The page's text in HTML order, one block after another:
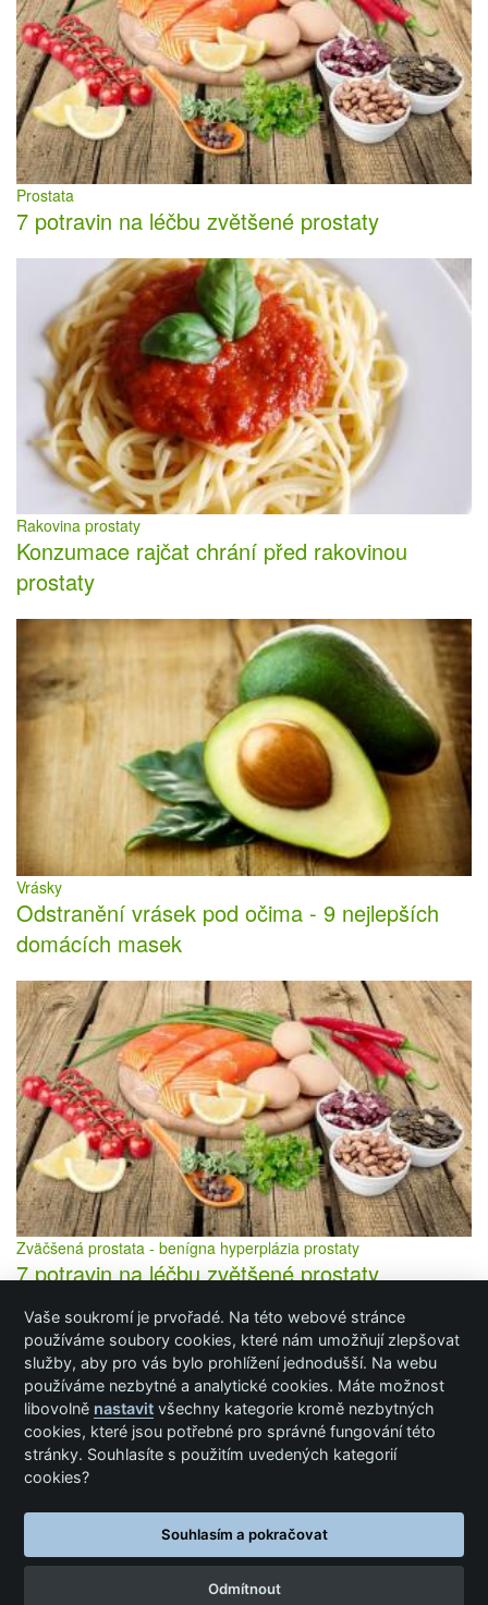
Prostata
7 potravin na léčbu zvětšené prostaty
Rakovina prostaty
Konzumace rajčat chrání před rakovinou
prostaty
Vrásky
Odstranění vrásek pod očima - 9 nejlepších
domácích masek
Zväčšená prostata - benígna hyperplázia prostaty
7 potravin na léčbu zvětšené prostaty
Inzerce / Prezentace / Publikování
Ochrana osobních údajů
Cookies
Cookie nastavení
Kontakt: eotazky(zavináč)eotazky(bodka)cz
Vaše soukromí je prvořadé. Na této webové stránce
používáme soubory cookies, které nám umožňují zlepšovat
služby, aby pro vás bylo prohlížení jednodušší. Na webu
používáme nezbytné a analytické cookies. Máte možnost
libovolně nastavit všechny kategorie kromě nezbytných
cookies, které jsou potřebné pro správné fungování této
stránky. Souhlasíte s použitím uvedených kategorií
cookies?
Souhlasím a pokračovat
Odmítnout